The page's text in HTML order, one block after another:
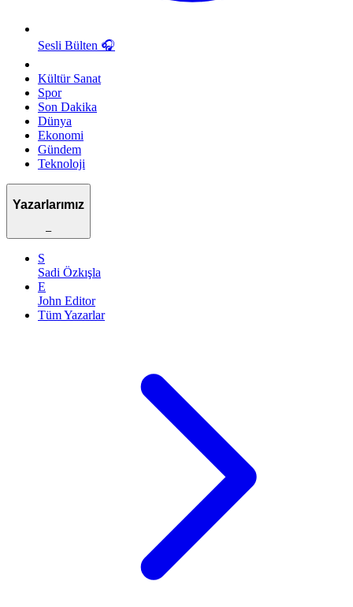
Sesli Bülten 🎧
Kültür Sanat
Spor
Son Dakika
Dünya
Ekonomi
Gündem
Teknoloji
Yazarlarımız
–
S
Sadi Özkışla
E
John Editor
Tüm Yazarlar